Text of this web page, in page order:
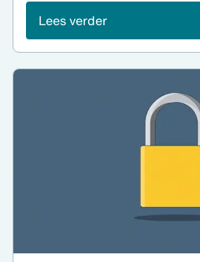
Lees verder